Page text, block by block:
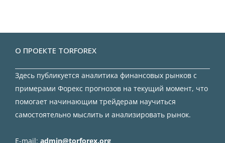
О ПРОЕКТЕ TORFOREX
Здесь публикуется аналитика финансовых рынков с
примерами Форекс прогнозов на текущий момент, что
помогает начинающим трейдерам научиться
самостоятельно мыслить и анализировать рынок.
E-mail: admin@torforex.org